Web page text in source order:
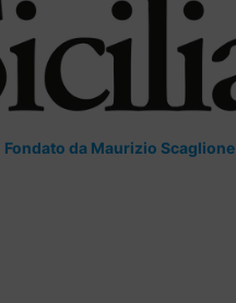
Fondato da Maurizio Scaglione